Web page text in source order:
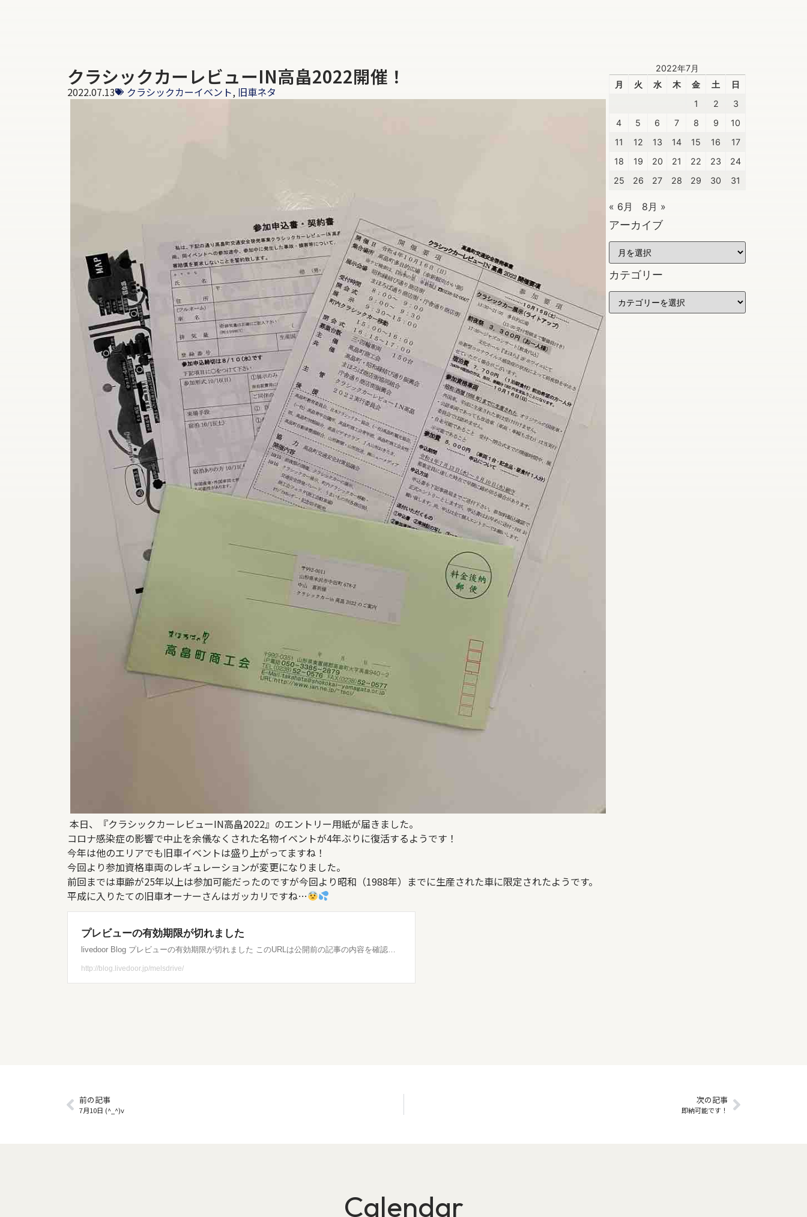
クラシックカーレビューIN高畠2022開催！
2022.07.13 クラシックカーイベント, 旧車ネタ
本日、『クラシックカーレビューIN高畠2022』のエントリー用紙が届きました。
コロナ感染症の影響で中止を余儀なくされた名物イベントが4年ぶりに復活するようです！
今年は他のエリアでも旧車イベントは盛り上がってますね！
今回より参加資格車両のレギュレーションが変更になりました。
前回までは車齢が25年以上は参加可能だったのですが今回より昭和（1988年）までに生産された車に限定されたようです。
平成に入りたての旧車オーナーさんはガッカリですね…
2022年7月
月
火 水 木 金 土
日
1
2
3
4
5 6 7 8 9
10
11
12 13 14 15 16
17
18
19 20 21 22 23
24
25
26 27 28 29 30 31
« 6月 8月 »
アーカイブ
カテゴリー
前の記事
7月10日 (^_^)v
次の記事
即納可能です！
Calendar